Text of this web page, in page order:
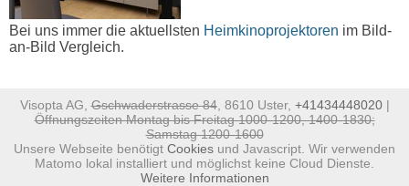
Bei uns immer die aktuellsten Heimkinoprojektoren im Bild-
an-Bild Vergleich.
Visopta AG,Gschwaderstrasse 84, 8610 Uster, +41434448020|
Öffnungszeiten Montag bis Freitag 1000-1200, 1400-1830;
Samstag 1200-1600
Unsere Webseite benötigt Cookies und Javascript. Wir verwenden
Matomo lokal installiert und möglichst keine Cloud Dienste.
Weitere Informationen